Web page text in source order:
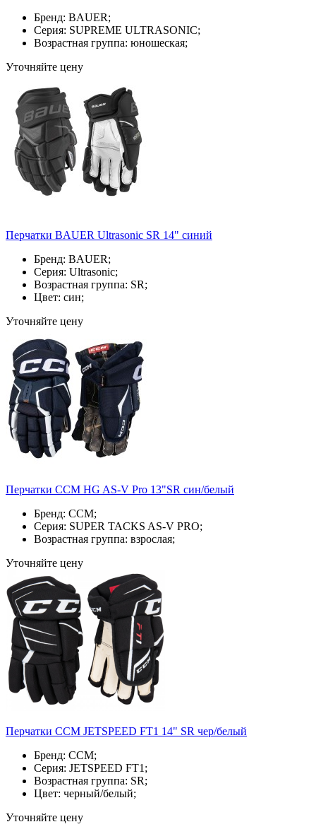
Бренд: BAUER;
Серия: SUPREME ULTRASONIC;
Возрастная группа: юношеская;
Уточняйте цену
Перчатки BAUER Ultrasonic SR 14" синий
Бренд: BAUER;
Серия: Ultrasonic;
Возрастная группа: SR;
Цвет: син;
Уточняйте цену
Перчатки ССМ HG AS-V Pro 13"SR син/белый
Бренд: CCM;
Серия: SUPER TACKS AS-V PRO;
Возрастная группа: взрослая;
Уточняйте цену
Перчатки ССМ JETSPEED FT1 14" SR чер/белый
Бренд: CCM;
Серия: JETSPEED FT1;
Возрастная группа: SR;
Цвет: черный/белый;
Уточняйте цену